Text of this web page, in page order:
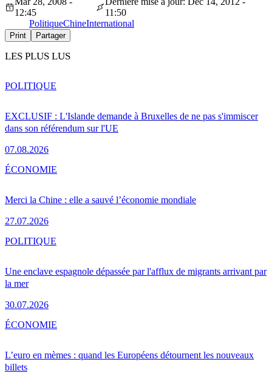
12:45
11:50
PolitiqueChineInternational
Print Partager
LES PLUS LUS
EXCLUSIF : L'Islande demande à Bruxelles de ne pas s'immiscer
dans son référendum sur l'UE
07.08.2026
POLITIQUE
Merci la Chine : elle a sauvé l’économie mondiale
27.07.2026
ÉCONOMIE
Une enclave espagnole dépassée par l'afflux de migrants arrivant par
la mer
30.07.2026
POLITIQUE
L’euro en mèmes : quand les Européens détournent les nouveaux
billets
ÉCONOMIE